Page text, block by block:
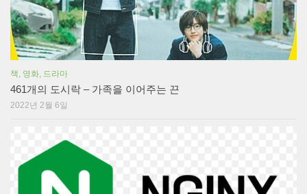
책, 영화, 드라마
461개의 도시락 – 가족을 이어주는 끈
2022년 2월 6일